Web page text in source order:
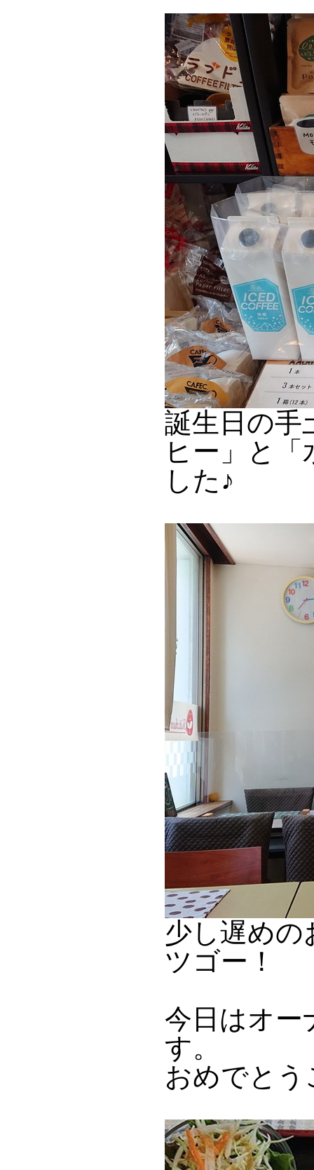
誕生日の手
ヒー」と
した♪
少し遅めの
ツゴー！
今日はオー
す。
おめでと